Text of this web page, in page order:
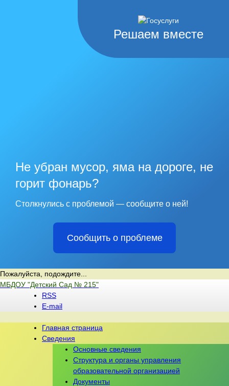
Решаем вместе
Не убран мусор, яма на дороге, не
горит фонарь?
Столкнулись с проблемой — сообщите о ней!
Сообщить о проблеме
Пожалуйста, подождите...
Перейти
содержимому
МБДОУ "Детский Сад № 215"
RSS
E-mail
Главная страница
Сведения
Основные сведения
Структура и органы управления
образовательной организацией
Документы